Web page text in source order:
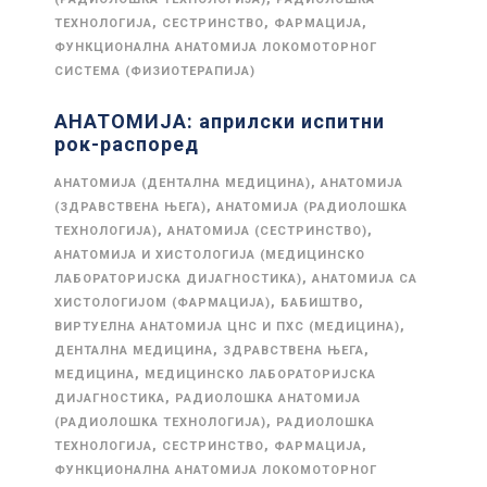
ТЕХНОЛОГИЈА, СЕСТРИНСТВО, ФАРМАЦИЈА,
ФУНКЦИОНАЛНА АНАТОМИЈА ЛОКОМОТОРНОГ
СИСТЕМА (ФИЗИОТЕРАПИЈА)
АНАТОМИЈА: априлски испитни
рок-распоред
АНАТОМИЈА (ДЕНТАЛНА МЕДИЦИНА), АНАТОМИЈА
(ЗДРАВСТВЕНА ЊЕГА), АНАТОМИЈА (РАДИОЛОШКА
ТЕХНОЛОГИЈА), АНАТОМИЈА (СЕСТРИНСТВО),
АНАТОМИЈА И ХИСТОЛОГИЈА (МЕДИЦИНСКО
ЛАБОРАТОРИЈСКА ДИЈАГНОСТИКА), АНАТОМИЈА СА
ХИСТОЛОГИЈОМ (ФАРМАЦИЈА), БАБИШТВО,
ВИРТУЕЛНА АНАТОМИЈА ЦНС И ПХС (МЕДИЦИНА),
ДЕНТАЛНА МЕДИЦИНА, ЗДРАВСТВЕНА ЊЕГА,
МЕДИЦИНА, МЕДИЦИНСКО ЛАБОРАТОРИЈСКА
ДИЈАГНОСТИКА, РАДИОЛОШКА АНАТОМИЈА
(РАДИОЛОШКА ТЕХНОЛОГИЈА), РАДИОЛОШКА
ТЕХНОЛОГИЈА, СЕСТРИНСТВО, ФАРМАЦИЈА,
ФУНКЦИОНАЛНА АНАТОМИЈА ЛОКОМОТОРНОГ